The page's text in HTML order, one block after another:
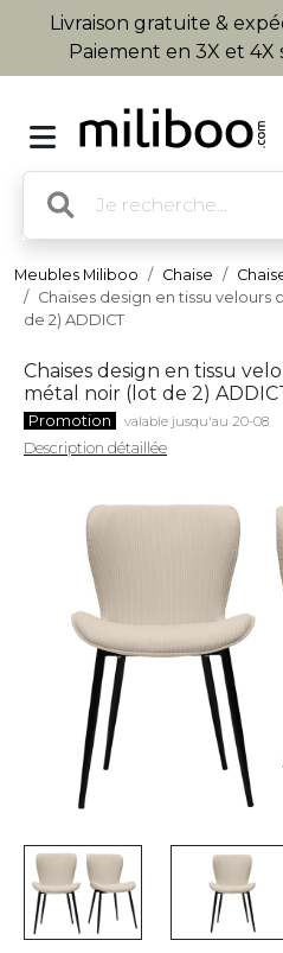
Livraison gratuite &
Paiement en 3X et 4X
Meubles Miliboo Chaise
Chaises design en tissu
de 2) ADDICT
Chaises design en tissu
métal noir (lot de 2)
Promotion valable jusqu'au 20-08
Description détaillée